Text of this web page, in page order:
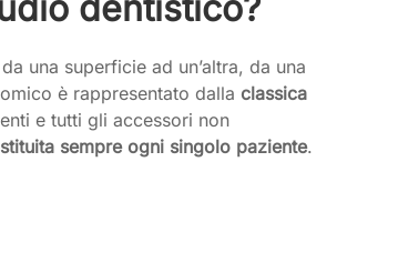
una superficie ad un’altra, da una
è rappresentato dalla classica
e tutti gli accessori non
sempre ogni singolo paziente.